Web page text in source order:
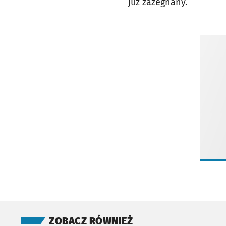
ZOBACZ RÓWNIEŻ